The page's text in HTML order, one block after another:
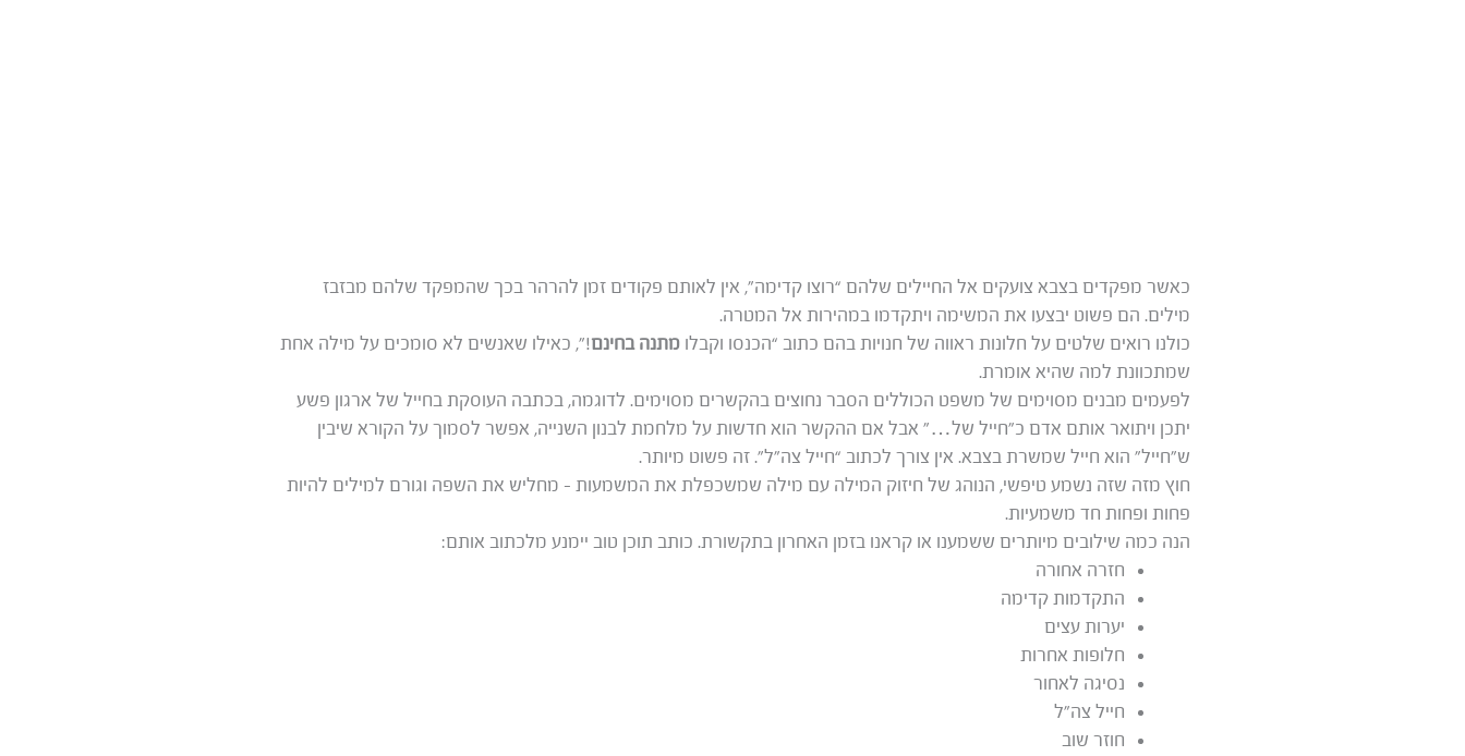
כאשר מפקדים בצבא צועקים אל החיילים שלהם “רוצו קדימה”, אין לאותם פקודים זמן להרהר בכך שהמפקד שלהם מבזבז
מילים. הם פשוט יבצעו את המשימה ויתקדמו במהירות אל המטרה.
כולנו רואים שלטים על חלונות ראווה של חנויות בהם כתוב “הכנסו וקבלו מתנה בחינם!”, כאילו שאנשים לא סומכים על מילה אחת
שמתכוונת למה שהיא אומרת.
לפעמים מבנים מסוימים של משפט הכוללים הסבר נחוצים בהקשרים מסוימים. לדוגמה, בכתבה העוסקת בחייל של ארגון פשע
יתכן ויתואר אותם אדם כ”חייל של…” אבל אם ההקשר הוא חדשות על מלחמת לבנון השנייה, אפשר לסמוך על הקורא שיבין
ש”חייל” הוא חייל שמשרת בצבא. אין צורך לכתוב “חייל צה”ל”. זה פשוט מיותר.
חוץ מזה שזה נשמע טיפשי, הנוהג של חיזוק המילה עם מילה שמשכפלת את המשמעות – מחליש את השפה וגורם למילים להיות
פחות ופחות חד משמעיות.
הנה כמה שילובים מיותרים ששמענו או קראנו בזמן האחרון בתקשורת. כותב תוכן טוב יימנע מלכתוב אותם:
חזרה אחורה
התקדמות קדימה
יערות עצים
חלופות אחרות
נסיגה לאחור
חייל צה”ל
חוזר שוב